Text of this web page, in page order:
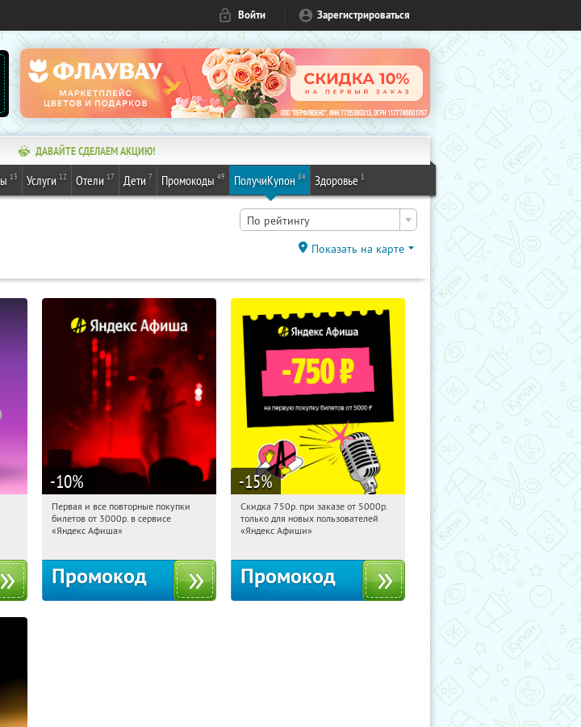
Войти Зарегистрироваться
ДАВАЙТЕ СДЕЛАЕМ АКЦИЮ!
13 Услуги 12 Отели 17 Дети 7 Промокоды 49 ПолучиКупон 84 Здоровье 1
По рейтингу
Показать на карте
-10%
01:06:36 Получили:
Россия
Первая и все повторные покупки
билетов от 3000р. в сервисе
«Яндекс Афиша»
Промокод
-15%
01:06:36 Получили:114
Россия
Скидка 750р. при заказе от 5000р.
только для новых пользователей
«Яндекс Афиши»
Промокод